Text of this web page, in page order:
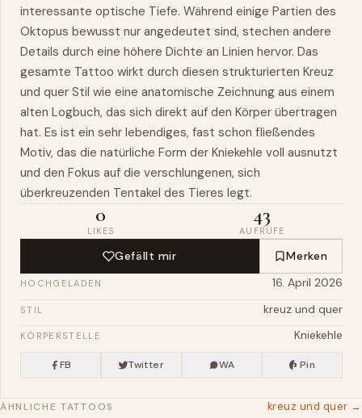
interessante optische Tiefe. Während einige Partien des
Oktopus bewusst nur angedeutet sind, stechen andere
Details durch eine höhere Dichte an Linien hervor. Das
gesamte Tattoo wirkt durch diesen strukturierten Kreuz
und quer Stil wie eine anatomische Zeichnung aus einem
alten Logbuch, das sich direkt auf den Körper übertragen
hat. Es ist ein sehr lebendiges, fast schon fließendes
Motiv, das die natürliche Form der Kniekehle voll ausnutzt
und den Fokus auf die verschlungenen, sich
überkreuzenden Tentakel des Tieres legt.
0
LIKES
43
AUFRUFE
Gefällt mir Merken
HOCHGELADEN 16. April 2026
STIL kreuz und quer
KÖRPERSTELLE Kniekehle
FB Twitter WA Pin
ÄHNLICHE TATTOOS kreuz und quer →